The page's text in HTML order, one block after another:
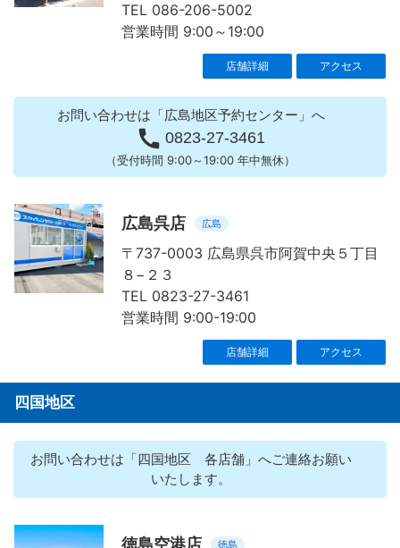
TEL 086-206-5002
営業時間 9:00～19:00
店舗詳細 アクセス
お問い合わせは「広島地区予約センター」へ
 0823-27-3461
（受付時間 9:00～19:00 年中無休）
広島呉店 広島
〒737-0003 広島県呉市阿賀中央５丁目
８−２３
TEL 0823-27-3461
営業時間 9:00-19:00
店舗詳細 アクセス
四国地区
お問い合わせは「四国地区 各店舗」へご連絡お願い
いたします。
徳島空港店 徳島